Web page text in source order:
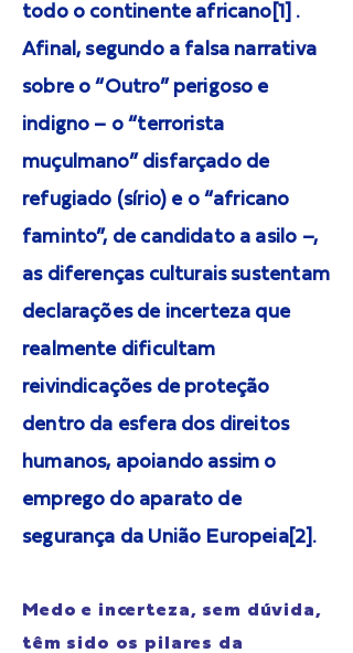
todo o continente africano[1] .
Afinal, segundo a falsa narrativa
sobre o “Outro” perigoso e
indigno – o “terrorista
muçulmano” disfarçado de
refugiado (sírio) e o “africano
faminto”, de candidato a asilo –,
as diferenças culturais sustentam
declarações de incerteza que
realmente dificultam
reivindicações de proteção
dentro da esfera dos direitos
humanos, apoiando assim o
emprego do aparato de
segurança da União Europeia[2].
Medo e incerteza, sem dúvida,
têm sido os pilares da